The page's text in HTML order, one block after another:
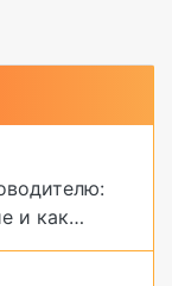
и как